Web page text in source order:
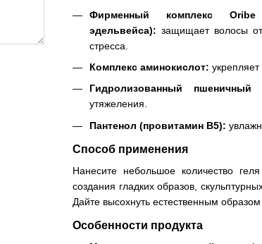
Фирменный комплекс
эдельвейса): защищает волосы
стресса.
Комплекс аминокислот:
Гидролизованный пшеничный
утяжеления.
Пантенол (провитамин B5):
Способ применения
Нанесите небольшое количество
создания гладких образов,
Дайте высохнуть естественным
Особенности продукта